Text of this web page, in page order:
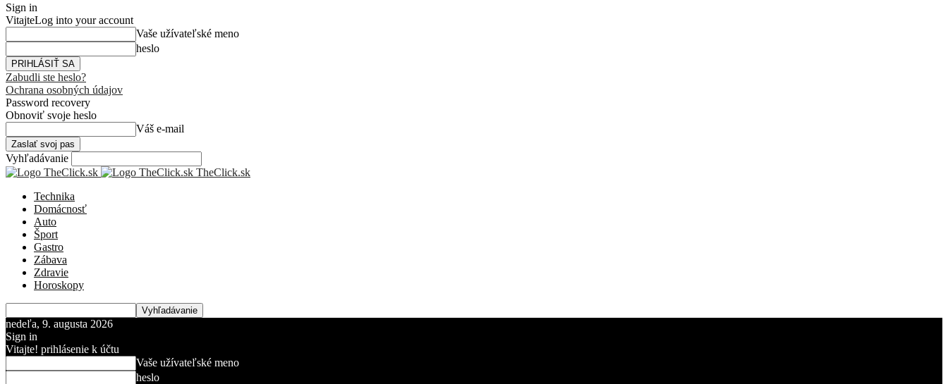
Sign in
VitajteLog into your account
Vaše užívateľské meno
heslo
Zabudli ste heslo?
Ochrana osobných údajov
Password recovery
Obnoviť svoje heslo
Váš e-mail
Vyhľadávanie
TheClick.sk
Technika
Domácnosť
Auto
Šport
Gastro
Zábava
Zdravie
Horoskopy
nedeľa, 9. augusta 2026
Sign in
Vitajte! prihlásenie k účtu
Vaše užívateľské meno
heslo